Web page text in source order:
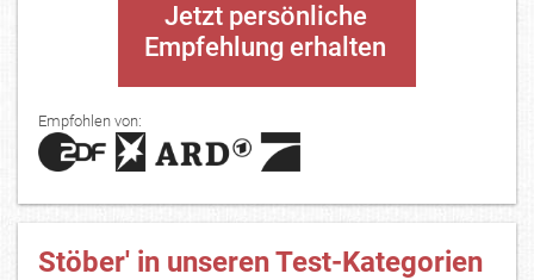
Jetzt persönliche
Empfehlung erhalten
Empfohlen von:
Stöber' in unseren Test-Kategorien